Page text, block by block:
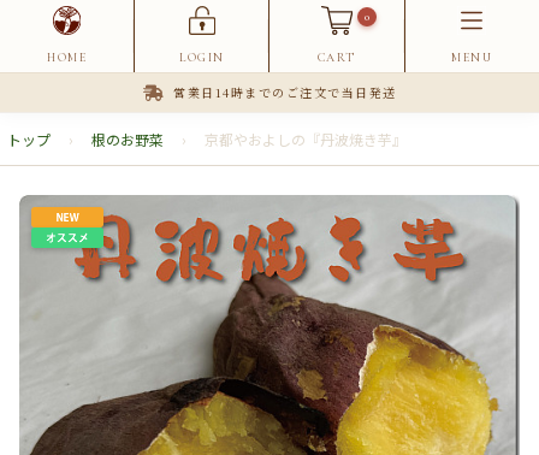
HOME LOGIN CART
0
MENU
営業日14時までのご注文で当日発送
トップ › 根のお野菜 › 京都やおよしの『丹波焼き芋』